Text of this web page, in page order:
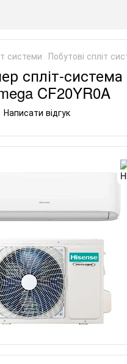
системи Побутові спліт
спліт-система
CF20YR0A
Написати відгук